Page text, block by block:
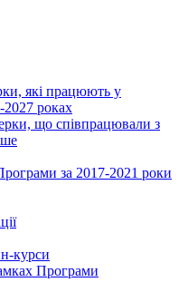
які працюють у
2027 роках
що співпрацювали з
за 2017-2021 роки
курси
Програми